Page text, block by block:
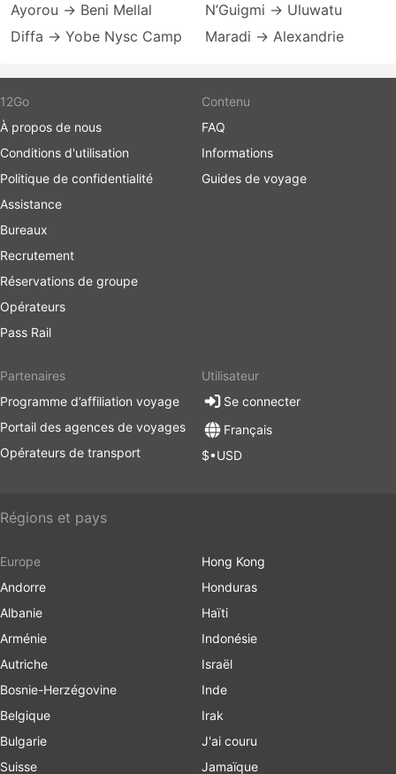
Ayorou → Beni Mellal
Diffa → Yobe Nysc Camp
N’Guigmi → Uluwatu
Maradi → Alexandrie
12Go
À propos de nous
Conditions d'utilisation
Politique de confidentialité
Assistance
Bureaux
Recrutement
Réservations de groupe
Opérateurs
Pass Rail
Contenu
FAQ
Informations
Guides de voyage
Partenaires
Programme d’affiliation voyage
Portail des agences de voyages
Opérateurs de transport
Utilisateur
Se connecter
Français
$•USD
Régions et pays
Europe
Andorre
Albanie
Arménie
Autriche
Bosnie-Herzégovine
Belgique
Bulgarie
Suisse
Hong Kong
Honduras
Haïti
Indonésie
Israël
Inde
Irak
J'ai couru
Jamaïque